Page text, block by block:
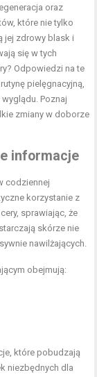
oraz
które nie tylko
jej zdrowy blask i
się w tych
Odpowiedzi na te
pielęgnacyjną,
Poznaj
zmiany w doborze
informacje
codziennej
korzystanie z
sprawiając, że
skórze nie
nawilżających.
obejmują:
które pobudzają
niezbędnych dla